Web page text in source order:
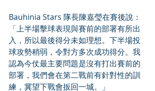
Bauhinia Stars 隊長陳嘉瑩在賽後說：
「上半場擊球表現與賽前的部署有所出
入，所以最後得分未如理想。下半場投
球攻勢稍弱，令對方多次成功得分。我
認為今仗最主要問題是沒有打出賽前的
部署，我們會在第二戰前有針對性的訓
練，冀望下戰會扳回一城。」